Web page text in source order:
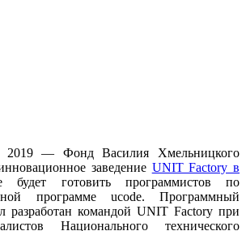
2019 — Фонд Василия Хмельницкого
заведение UNIT Factory в
будет готовить программистов по
программе ucode. Программный
разработан командой UNIT Factory при
Национального технического